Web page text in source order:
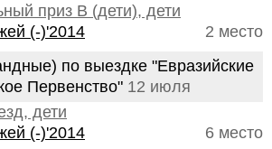
приз В (дети), дети
2 место
(-)'2014
по выездке "Евразийские
Первенство" 12 июля
дети
6 место
(-)'2014